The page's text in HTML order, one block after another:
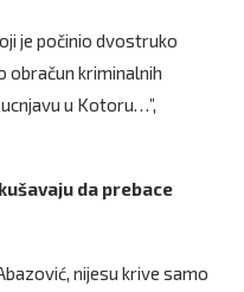
je počinio dvostruko
obračun kriminalnih
u Kotoru…”,
da prebace
nijesu krive samo